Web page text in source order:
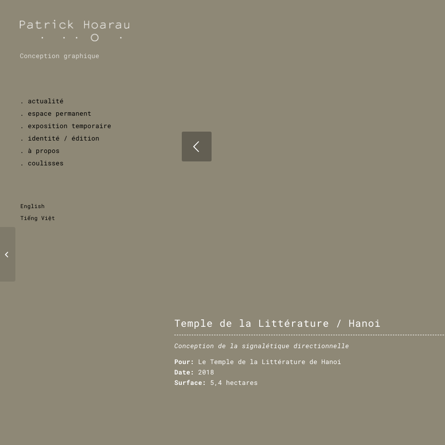
Conception graphique
. actualité
. espace permanent
. exposition temporaire
. identité / édition
. à propos
. coulisses
English
Tiếng Việt
Temple de la Littérature / Hanoi
Conception de la signalétique directionnelle
Pour:
Le Temple de la Littérature de Hanoi
Date:
2018
Surface:
5,4 hectares